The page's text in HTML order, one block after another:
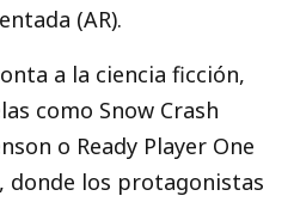
(AR).
a la ciencia ficción,
como Snow Crash
o Ready Player One
donde los protagonistas